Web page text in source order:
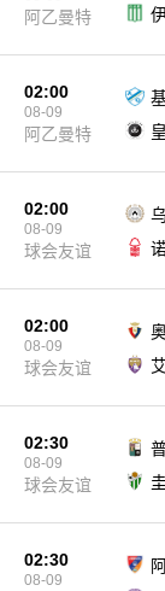
阿乙曼特
02:00
08-09
阿乙曼特
02:00
08-09
球会友谊
02:00
08-09
球会友谊
02:30
08-09
球会友谊
02:30
08-09